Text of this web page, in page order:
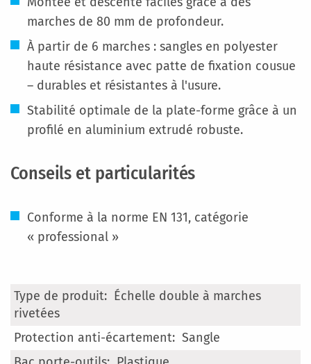
marches de 80 mm de profondeur.
À partir de 6 marches : sangles en polyester
haute résistance avec patte de fixation cousue
– durables et résistantes à l'usure.
Stabilité optimale de la plate-forme grâce à un
profilé en aluminium extrudé robuste.
Conseils et particularités
Conforme à la norme EN 131, catégorie
« professional »
Plus
d’information
Échelle double à marches
rivetées
Sangle